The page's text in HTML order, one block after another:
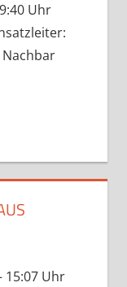
Uhr
15:07 Uhr